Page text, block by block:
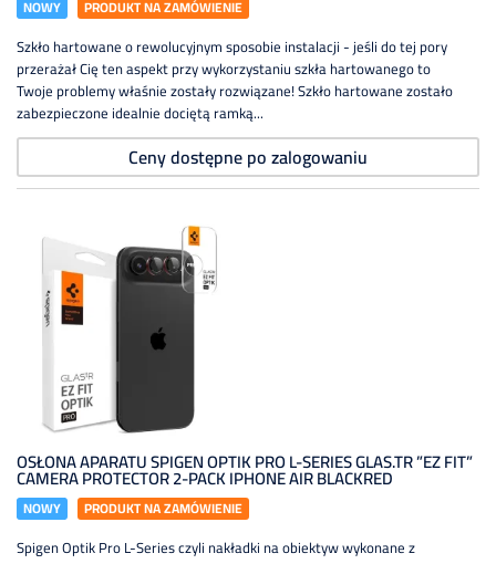
NOWY PRODUKT NA ZAMÓWIENIE
Szkło hartowane o rewolucyjnym sposobie instalacji - jeśli do tej pory
przerażał Cię ten aspekt przy wykorzystaniu szkła hartowanego to
Twoje problemy właśnie zostały rozwiązane! Szkło hartowane zostało
zabezpieczone idealnie dociętą ramką...
Ceny dostępne po zalogowaniu
OSŁONA APARATU SPIGEN OPTIK PRO L-SERIES GLAS.TR ”EZ FIT”
CAMERA PROTECTOR 2-PACK IPHONE AIR BLACKRED
NOWY PRODUKT NA ZAMÓWIENIE
Spigen Optik Pro L-Series czyli nakładki na obiektyw wykonane z